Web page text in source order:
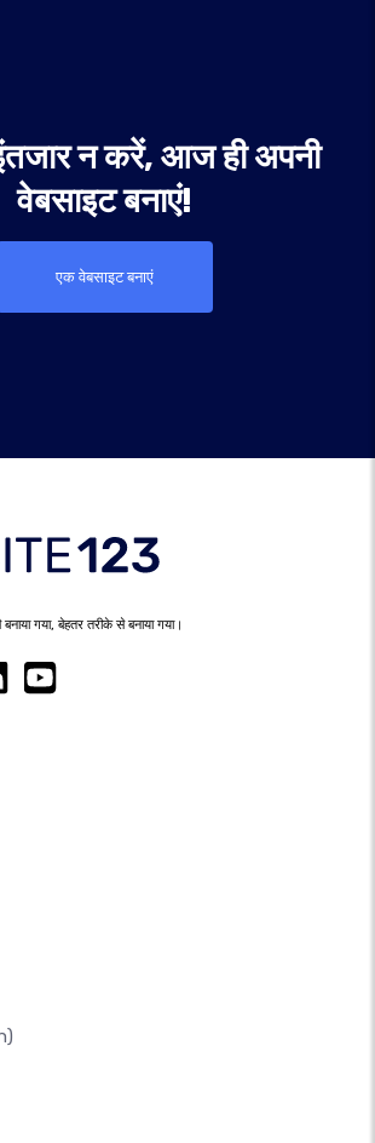
न करें, आज ही अपनी
वेबसाइट बनाएं!
एक वेबसाइट बनाएं
गया, बेहतर तरीके से बनाया गया।